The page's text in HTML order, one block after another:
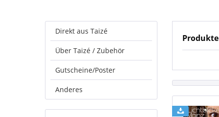
Direkt aus Taizé
Über Taizé / Zubehör
Gutscheine/Poster
Anderes